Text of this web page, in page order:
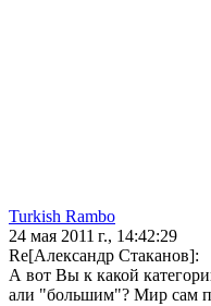
Turkish Rambo
24 мая 2011 г., 14:42:29
Re[Александр Стаканов]:
А вот Вы к какой
али "большим"? Мир сам